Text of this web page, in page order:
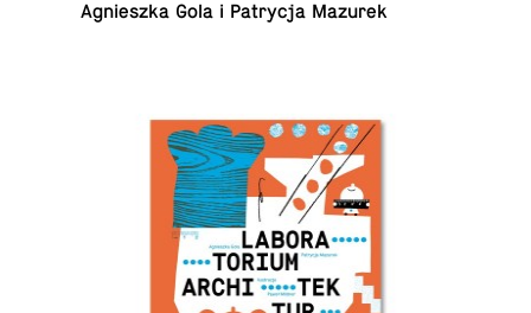
Agniesz­ka Gola i Pa­try­cja Mazurek